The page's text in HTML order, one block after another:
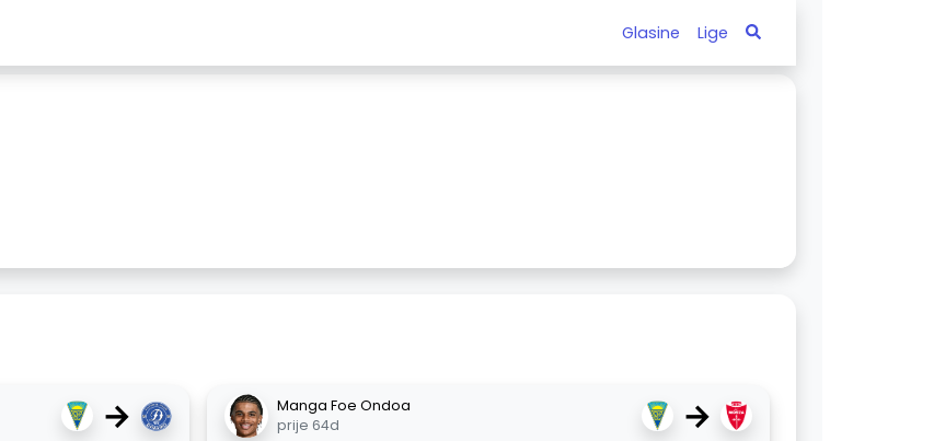
Glasine Lige
→
Manga Foe Ondoa
prije 64d
→